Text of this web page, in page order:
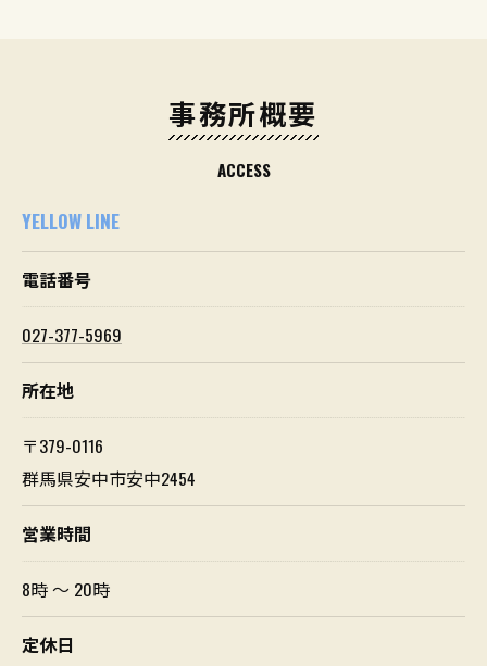
事務所概要
ACCESS
YELLOW LINE
電話番号
027-377-5969
所在地
〒379-0116
群馬県安中市安中2454
営業時間
8時 〜 20時
定休日